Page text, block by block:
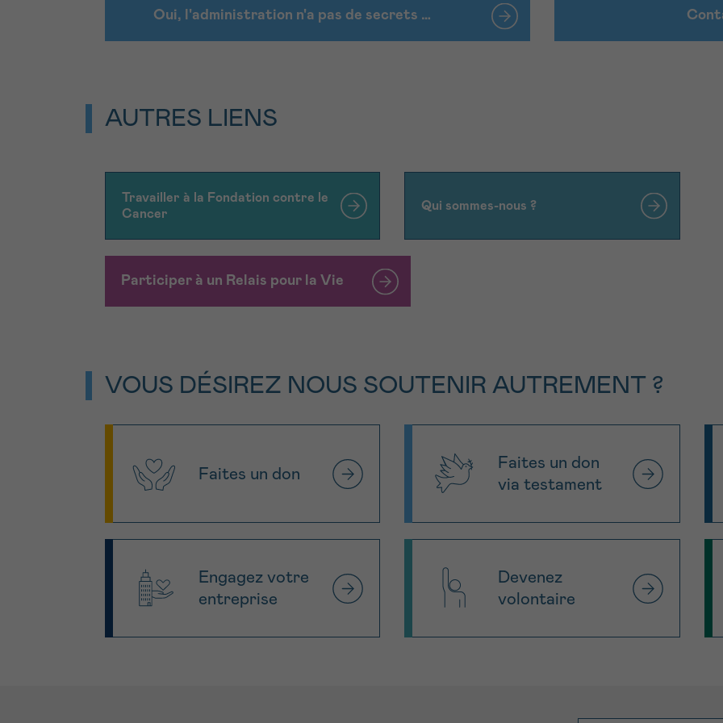
Oui, l'administration n'a pas de secrets …
AUTRES LIENS
Travailler à la Fondation contre le
Cancer
Qui sommes-nous ?
Participer à un Relais pour la Vie
VOUS DÉSIREZ NOUS SOUTENIR AUTREMENT ?
Faites un don
Faites un don
via testament
Engagez votre
entreprise
Devenez
volontaire